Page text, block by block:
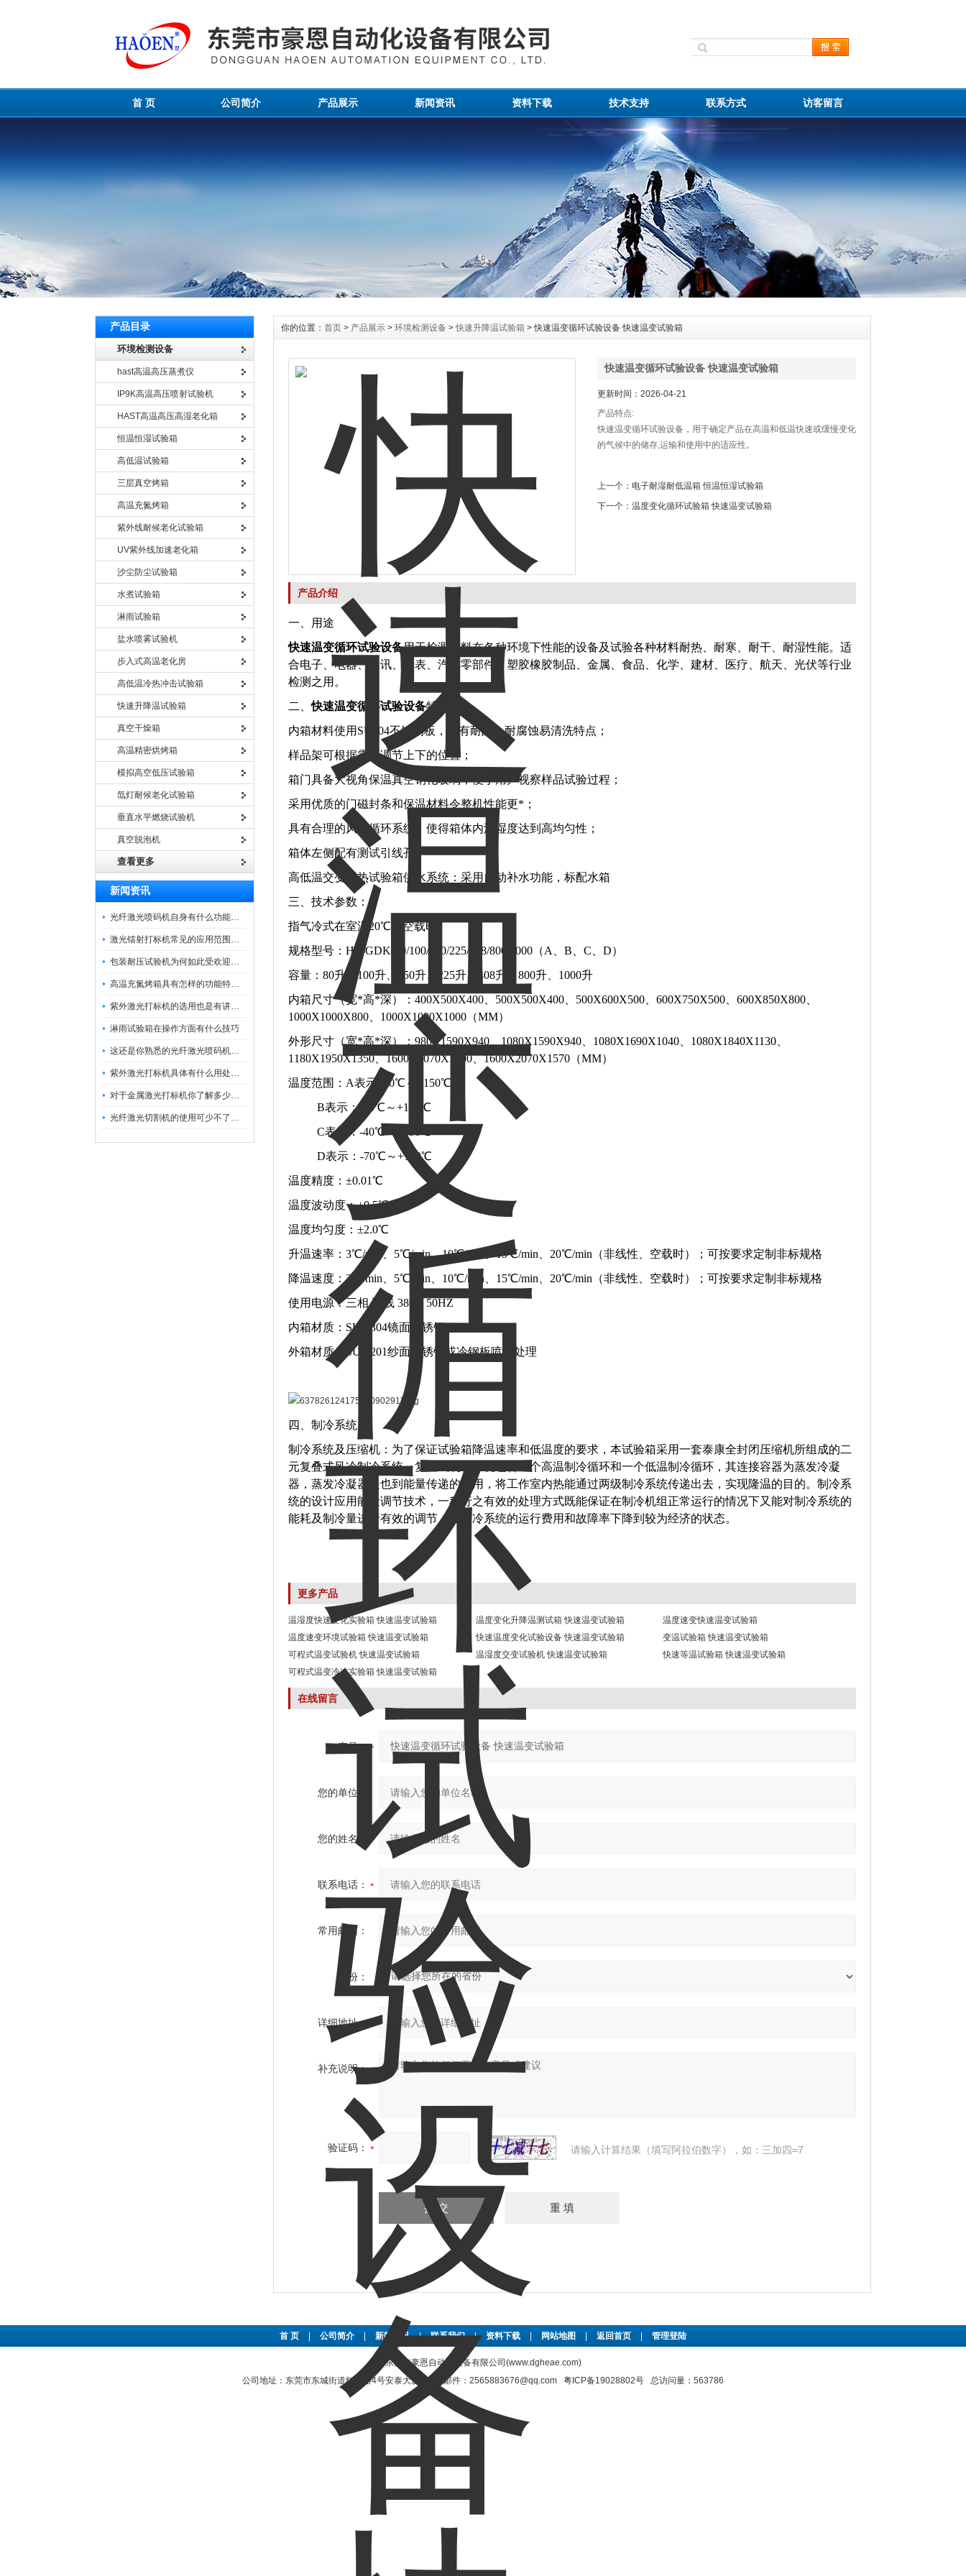
首 页 公司简介 产品展示 新闻资讯 资料下载 技术支持 联系方式 访客留言
产品目录
环境检测设备
hast高温高压蒸煮仪
IP9K高温高压喷射试验机
HAST高温高压高湿老化箱
恒温恒湿试验箱
高低温试验箱
三层真空烤箱
高温充氮烤箱
紫外线耐候老化试验箱
UV紫外线加速老化箱
沙尘防尘试验箱
水煮试验箱
淋雨试验箱
盐水喷雾试验机
步入式高温老化房
高低温冷热冲击试验箱
快速升降温试验箱
真空干燥箱
高温精密烘烤箱
模拟高空低压试验箱
氙灯耐候老化试验箱
垂直水平燃烧试验机
真空脱泡机
查看更多
新闻资讯
光纤激光喷码机自身有什么功能？不妨看看下文
激光镭射打标机常见的应用范围如下
包装耐压试验机为何如此受欢迎呢？
高温充氮烤箱具有怎样的功能特点呢？
紫外激光打标机的选用也是有讲究的
淋雨试验箱在操作方面有什么技巧
这还是你熟悉的光纤激光喷码机吗？
紫外激光打标机具体有什么用处呢？
对于金属激光打标机你了解多少呢？
光纤激光切割机的使用可少不了以下步骤
你的位置： 首页 > 产品展示 > 环境检测设备 >快速升降温试验箱 > 快速温变循环试验设备 快速温变试验箱
快速温变循环试验设备 快速温变试验箱
更新时间：2026-04-21
产品特点:
快速温变循环试验设备，用于确定产品在高温和低温快速或缓慢变化
的气候中的储存,运输和使用中的适应性。
上一个： 电子耐湿耐低温箱 恒温恒湿试验箱
下一个： 温度变化循环试验箱 快速温变试验箱
产品介绍
一、用途
快速温变循环试验设备用于检测材料在各种环境下性能的设备及试验各种材料耐热、耐寒、耐干、耐湿性能。适
合电子、电器、通讯、仪表、汽车零部件、塑胶橡胶制品、金属、食品、化学、建材、医疗、航天、光伏等行业
检测之用。
二、快速温变循环试验设备特点
内箱材料使用SU304不锈钢板，具有耐酸、耐腐蚀易清洗特点；
样品架可根据需要调节上下的位置；
箱门具备大视角保温真空钢化玻璃，便于用户视察样品试验过程；
采用优质的门磁封条和保温材料令整机性能更*；
具有合理的风道循环系统，使得箱体内温湿度达到高均匀性；
箱体左侧配有测试引线孔；
高低温交变湿热试验箱供水系统：采用自动补水功能，标配水箱
三、技术参数：
指气冷式在室温20℃，空载时。
规格型号：HE-GDK-80/100/150/225/408/800/1000（A、B、C、D）
容量：80升、100升、150升、225升、408升、800升、1000升
内箱尺寸（宽*高*深）：400X500X400、500X500X400、500X600X500、600X750X500、600X850X800、
1000X1000X800、1000X1000X1000（MM）
外形尺寸（宽*高*深）：980X1590X940、1080X1590X940、1080X1690X1040、1080X1840X1130、
1180X1950X1350、1600X2070X1400、1600X2070X1570（MM）
温度范围：A表示：0℃～+150℃
B表示：-20℃～+150℃
C表示：-40℃～+150℃
D表示：-70℃～+150℃
温度精度：±0.01℃
温度波动度：±0.5℃
温度均匀度：±2.0℃
升温速率：3℃/min、5℃/min、10℃/min、15℃/min、20℃/min（非线性、空载时）；可按要求定制非标规格
降温速度：3℃/min、5℃/min、10℃/min、15℃/min、20℃/min（非线性、空载时）；可按要求定制非标规格
使用电源：三相 五线 380V 50HZ
内箱材质：SUS 304镜面不锈钢
外箱材质：SUS 201纱面不锈钢或冷钢板喷塑处理
四、制冷系统
制冷系统及压缩机：为了保证试验箱降温速率和低温度的要求，本试验箱采用一套泰康全封闭压缩机所组成的二
元复叠式风冷制冷系统。复叠式制冷系统包含一个高温制冷循环和一个低温制冷循环，其连接容器为蒸发冷凝
器，蒸发冷凝器是也到能量传递的作用，将工作室内热能通过两级制冷系统传递出去，实现隆温的目的。制冷系
统的设计应用能量调节技术，一种行之有效的处理方式既能保证在制冷机组正常运行的情况下又能对制冷系统的
能耗及制冷量进行有效的调节，使制冷系统的运行费用和故障率下降到较为经济的状态。
更多产品
温湿度快速变化实验箱 快速温变试验箱 温度变化升降温测试箱 快速温变试验箱
温度速变快速温变试验箱
温度速变环境试验箱 快速温变试验箱
快速温度变化试验设备 快速温变试验箱
变温试验箱 快速温变试验箱
可程式温变试验机 快速温变试验箱
温湿度交变试验机 快速温变试验箱
快速等温试验箱 快速温变试验箱
可程式温变冷冻实验箱 快速温变试验箱
在线留言
产品：
您的单位：
您的姓名：
联系电话：
常用邮箱：
省份：
详细地址：
补充说明：
验证码： 请输入计算结果（填写阿拉伯数字），如：三加四=7
首 页 公司简介 新闻资讯 | 联系我们 | 资料下载 网站地图 返回首页 管理登陆
东莞市豪恩自动化设备有限公司(www.dgheae.com)
公司地址：东莞市东城街道红宝路4号安泰大厦 电子邮件：2565883676@qq.com 粤ICP备19028802号 总访问量：563786